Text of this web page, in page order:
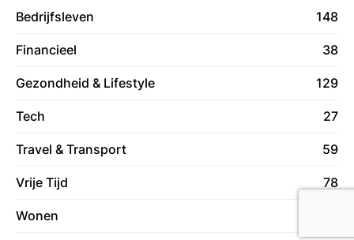
Bedrijfsleven 148
Financieel 38
Gezondheid & Lifestyle 129
Tech 27
Travel & Transport 59
Vrije Tijd 78
Wonen